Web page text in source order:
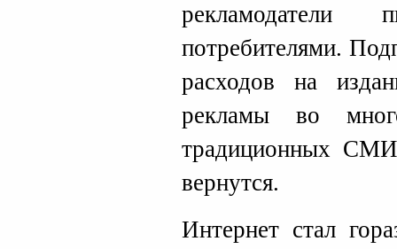
рекламодатели
потребителями.
расходов на
рекламы во
традиционных
вернутся.
Интернет стал